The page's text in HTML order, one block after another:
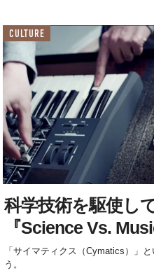
CULTURE
科学技術を駆使し
『Science Vs.
「サイマティクス（Cymatics）」
う。